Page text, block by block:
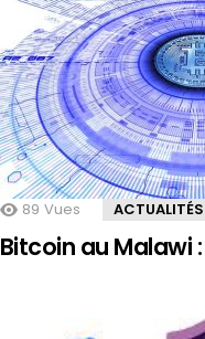
89 Vues ACTUALITÉS
Bitcoin au Malawi